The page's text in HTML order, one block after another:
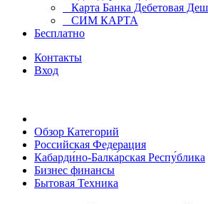
Карта Банка Дебетовая
СИМ КАРТА
Бесплатно
Контакты
Вход
Обзор Категорий
Российская Федерация
Кабарди́но-Балка́рская Респу́блика
Бизнес финансы
Бытовая Техника